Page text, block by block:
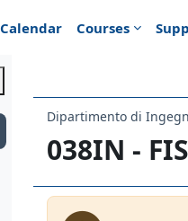
Calendar Courses
Dipartimento di
038IN -